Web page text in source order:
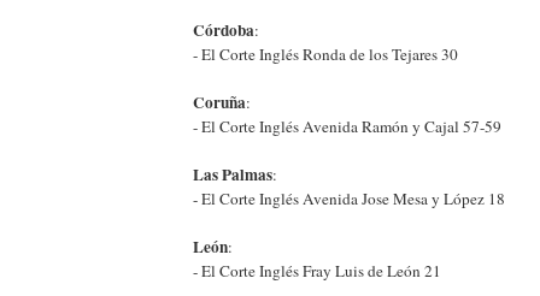
Córdoba:
- El Corte Inglés Ronda de los Tejares 30
Coruña:
- El Corte Inglés Avenida Ramón y Cajal 57-59
Las Palmas:
- El Corte Inglés Avenida Jose Mesa y López 18
León:
- El Corte Inglés Fray Luis de León 21